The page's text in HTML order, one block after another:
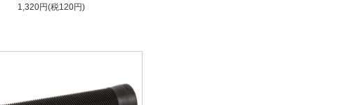
1,320円(税120円)